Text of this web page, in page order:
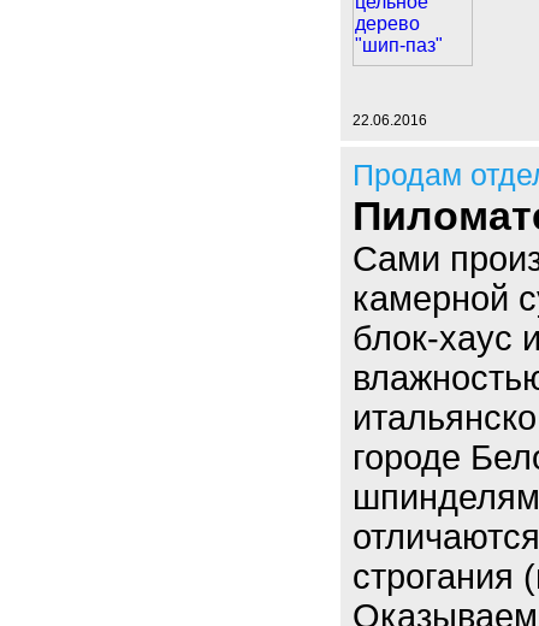
22.06.2016
Продам
Сами
камерной
блок-хаус
городе
строгания